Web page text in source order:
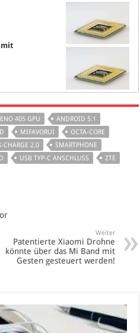
mit
405 GPU
ANDROID 5.1
MIFAVORUI
OCTA-CORE
CHARGE 2.0
SMARTPHONE
USB TYP-C ANSCHLUSS
ZTE
Weiter
Patentierte Xiaomi Drohne
könnte über das Mi Band mit
Gesten gesteuert werden!